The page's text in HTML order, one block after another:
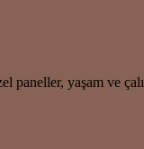
yaşam ve